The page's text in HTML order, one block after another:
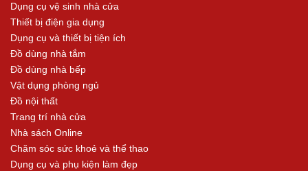
Dụng cụ vệ sinh nhà cửa
Thiết bị điện gia dụng
Dụng cụ và thiết bị tiện ích
Đồ dùng nhà tắm
Đồ dùng nhà bếp
Vật dụng phòng ngủ
Đồ nội thất
Trang trí nhà cửa
Nhà sách Online
Chăm sóc sức khoẻ và thể thao
Dụng cụ và phụ kiện làm đẹp